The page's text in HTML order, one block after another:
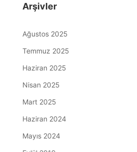
Arşivler
Ağustos 2025
Temmuz 2025
Haziran 2025
Nisan 2025
Mart 2025
Haziran 2024
Mayıs 2024